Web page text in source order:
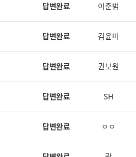
답변완료 이준범
답변완료 김윤미
답변완료 권보원
답변완료 SH
답변완료 ㅇㅇ